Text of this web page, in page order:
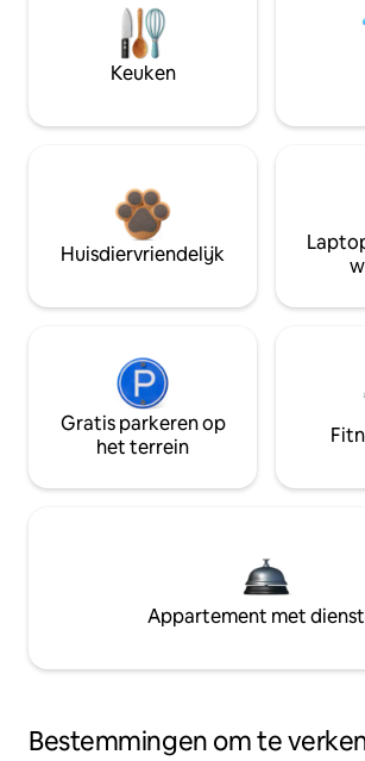
Keuken
Huisdiervriendelijk
Gratis parkeren op
het terrein
Appartement met
Bestemmingen om te